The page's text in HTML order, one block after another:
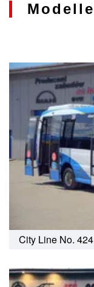
Modelle
City Line No. 424